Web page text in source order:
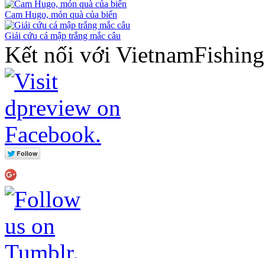
Cam Hugo, món quà của biển
Giải cứu cá mập trắng mắc câu
Kết nối với